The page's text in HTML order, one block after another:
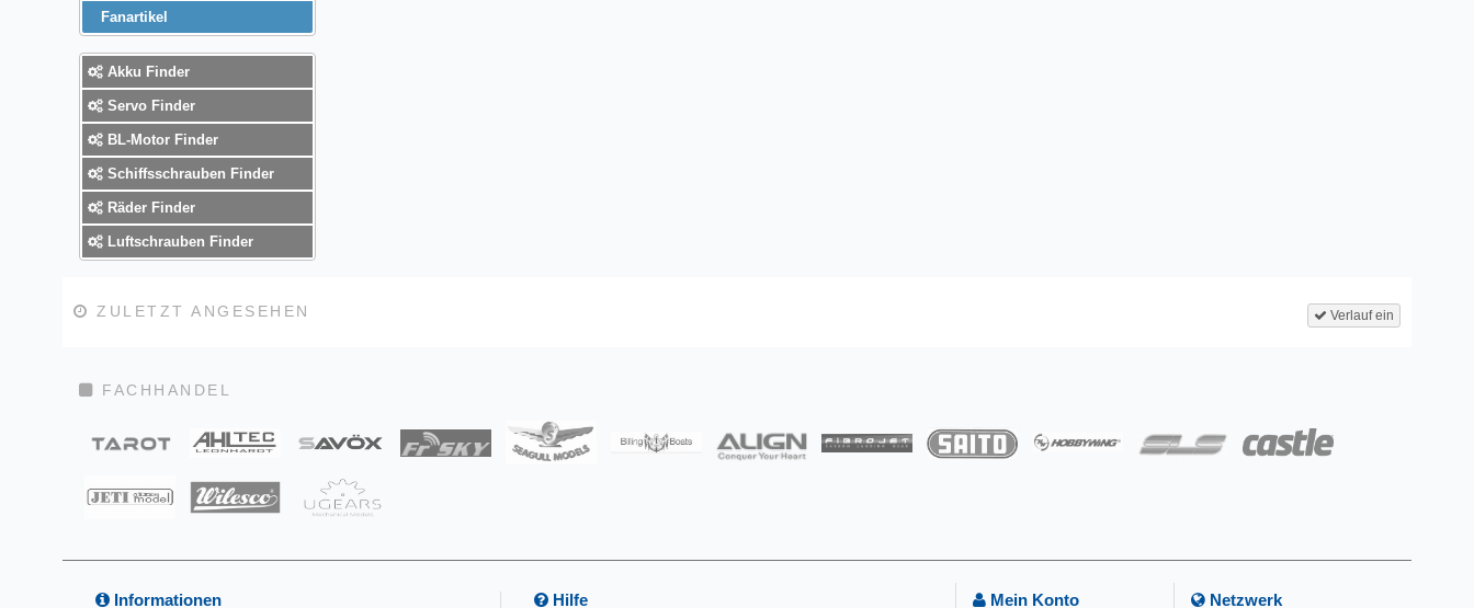
Fanartikel
Akku Finder
Servo Finder
BL-Motor Finder
Schiffsschrauben Finder
Räder Finder
Luftschrauben Finder
Verlauf ein
ZULETZT ANGESEHEN
FACHHANDEL
Informationen Hilfe Mein Konto
Netzwerk